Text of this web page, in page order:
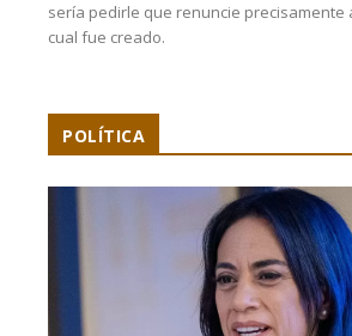
sería pedirle que renuncie precisamente
cual fue creado.
POLÍTICA